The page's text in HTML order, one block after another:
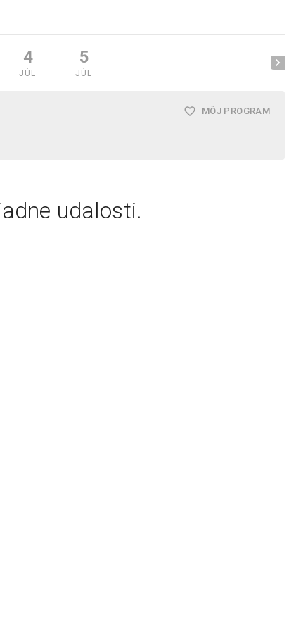
4
JÚL
5
JÚL
MÔJ PROGRAM
udalosti.